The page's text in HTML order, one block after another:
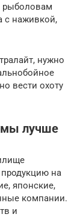
рыболовам
с наживкой,
нужно
вести охоту
лучше
на
японские,
компании.
и